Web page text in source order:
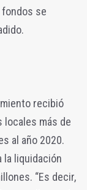
se
recibió
locales más de
al año 2020.
la liquidación
“Es decir,